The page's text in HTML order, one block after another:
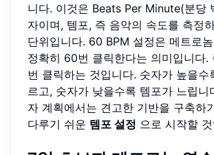
니다. 이것은 Beats Per Minute(분당
자이며, 템포, 즉 음악의 속도를 측정
단위입니다. 60 BPM 설정은 메트로
정확히 60번 클릭한다는 의미입니다.
번 클릭하는 것입니다. 숫자가 높을수
르고, 숫자가 낮을수록 템포가 느립니
자 계획에서는 견고한 기반을 구축하
다루기 쉬운 템포 설정 으로 시작할